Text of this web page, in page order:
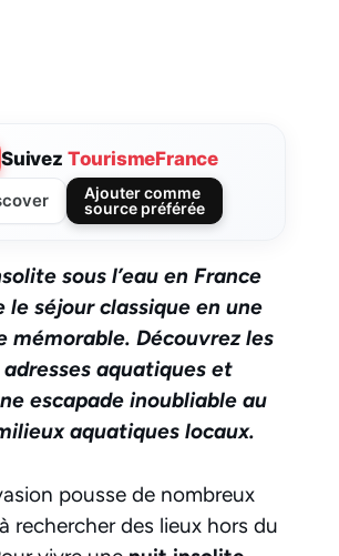
Suivez TourismeFrance
Ajouter comme
source préférée
sous l’eau en France
le séjour classique en une
mémorable. Découvrez les
aquatiques et
escapade inoubliable au
aquatiques locaux.
pousse de nombreux
rechercher des lieux hors du